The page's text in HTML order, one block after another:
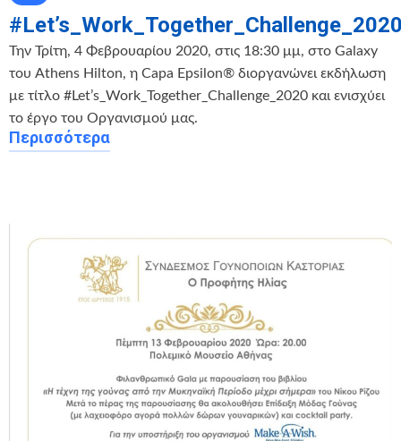
Την Τρίτη, 4 Φεβρουαρίου 2020, στις 18:30 μμ, στο Galaxy
του Athens Hilton, η Capa Epsilon® διοργανώνει εκδήλωση
με τίτλο #Let’s_Work_Together_Challenge_2020 και ενισχύει
το έργο του Οργανισμού μας.
Περισσότερα